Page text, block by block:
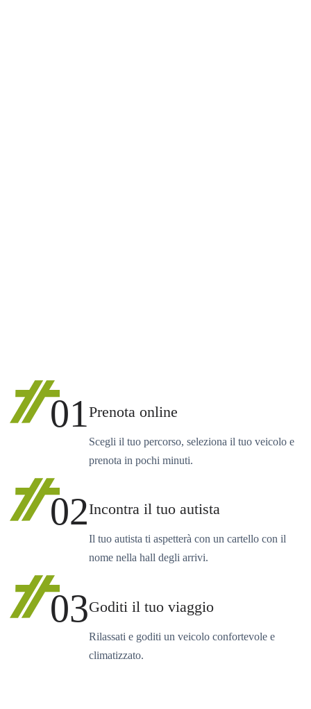
01Prenota online
Scegli il tuo percorso, seleziona il tuo veicolo e
prenota in pochi minuti.
02Incontra il tuo autista
Il tuo autista ti aspetterà con un cartello con il
nome nella hall degli arrivi.
03Goditi il tuo viaggio
Rilassati e goditi un veicolo confortevole e
climatizzato.